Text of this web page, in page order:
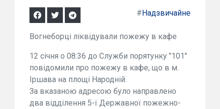
#Надзвичайне
Вогнеборці ліквідували пожежу в кафе
12 січня о 08:36 до Служби порятунку "101"
повідомили про пожежу в кафе, що в м.
Іршава на площі Народній.
За вказаною адресою було направлено
два відділення 5-ї Державної пожежно-